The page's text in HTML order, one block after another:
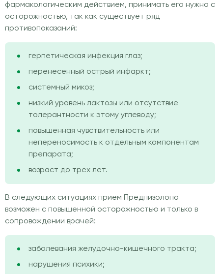
фармакологическим действием, принимать его нужно с
осторожностью, так как существует ряд
противопоказаний:
герпетическая инфекция глаз;
перенесенный острый инфаркт;
системный микоз;
низкий уровень лактозы или отсутствие
толерантности к этому углеводу;
повышенная чувствительность или
непереносимость к отдельным компонентам
препарата;
возраст до трех лет.
В следующих ситуациях прием Преднизолона
возможен с повышенной осторожностью и только в
сопровождении врачей:
заболевания желудочно-кишечного тракта;
нарушения психики;